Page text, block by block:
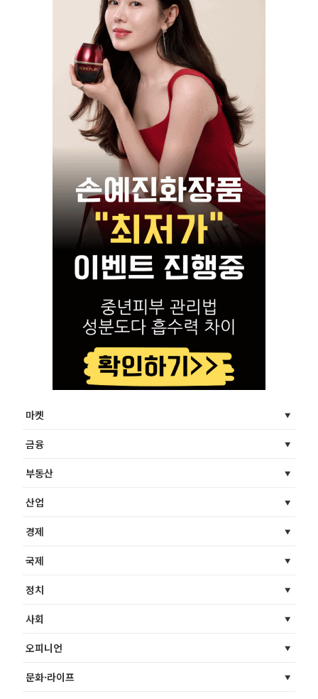
마켓
금융
부동산
산업
경제
국제
정치
사회
오피니언
문화·라이프